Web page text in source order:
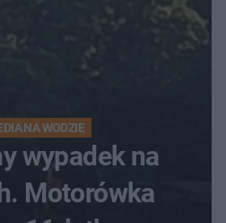
NA WODZIE
wypadek na
Motorówka